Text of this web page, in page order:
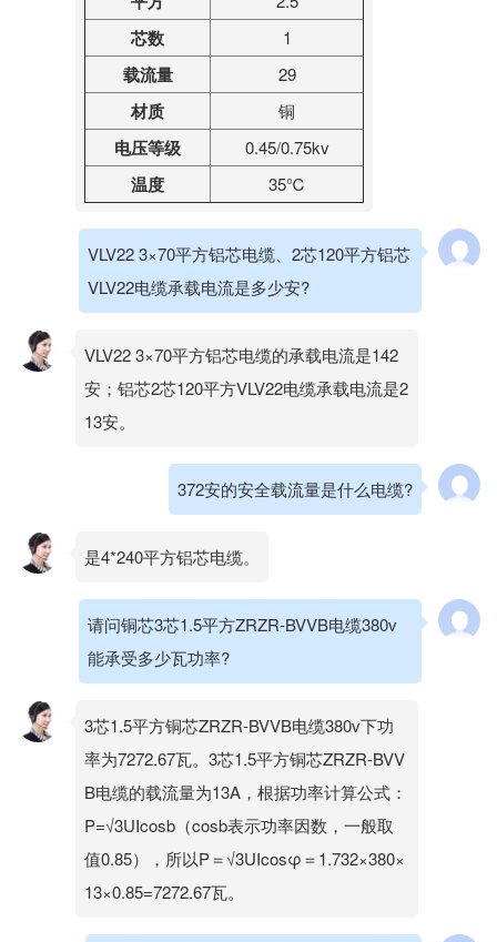
芯数 1
载流量 29
材质 铜
电压等级 0.45/0.75kv
温度 35℃
VLV22 3×70平方铝芯电缆、2芯120平方铝芯
VLV22电缆承载电流是多少安?
VLV22 3×70平方铝芯电缆的承载电流是142
安；铝芯2芯120平方VLV22电缆承载电流是2
13安。
372安的安全载流量是什么电缆?
是4*240平方铝芯电缆。
请问铜芯3芯1.5平方ZRZR-BVVB电缆380v
能承受多少瓦功率?
3芯1.5平方铜芯ZRZR-BVVB电缆380v下功
率为7272.67瓦。3芯1.5平方铜芯ZRZR-BVV
B电缆的载流量为13A，根据功率计算公式：
P=√3UIcosb（cosb表示功率因数，一般取
值0.85），所以P＝√3UIcosφ＝1.732×380×
13×0.85=7272.67瓦。